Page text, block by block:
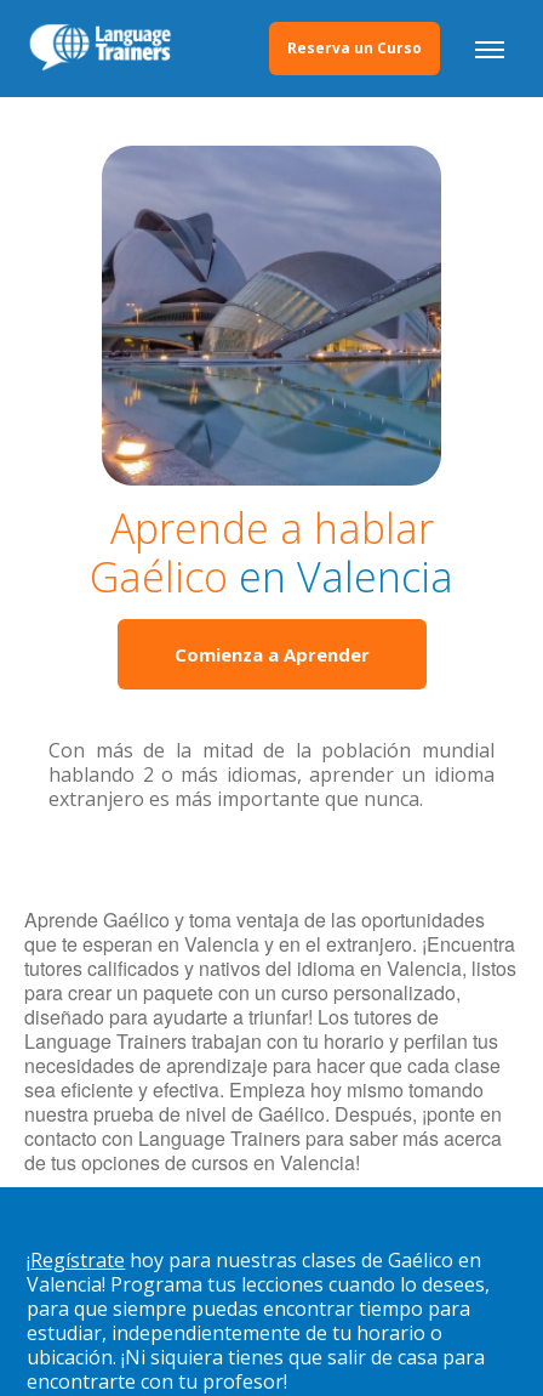
Reserva un Curso
Aprende a hablar
Gaélico en Valencia
Comienza a Aprender
Con más de la mitad de la población mundial
hablando 2 o más idiomas, aprender un idioma
extranjero es más importante que nunca.
Aprende Gaélico y toma ventaja de las oportunidades
que te esperan en Valencia y en el extranjero. ¡Encuentra
tutores calificados y nativos del idioma en Valencia, listos
para crear un paquete con un curso personalizado,
diseñado para ayudarte a triunfar! Los tutores de
Language Trainers trabajan con tu horario y perfilan tus
necesidades de aprendizaje para hacer que cada clase
sea eficiente y efectiva. Empieza hoy mismo tomando
nuestra prueba de nivel de Gaélico. Después, ¡ponte en
contacto con Language Trainers para saber más acerca
de tus opciones de cursos en Valencia!
¡Regístrate hoy para nuestras clases de Gaélico en
Valencia! Programa tus lecciones cuando lo desees,
para que siempre puedas encontrar tiempo para
estudiar, independientemente de tu horario o
ubicación. ¡Ni siquiera tienes que salir de casa para
encontrarte con tu profesor!